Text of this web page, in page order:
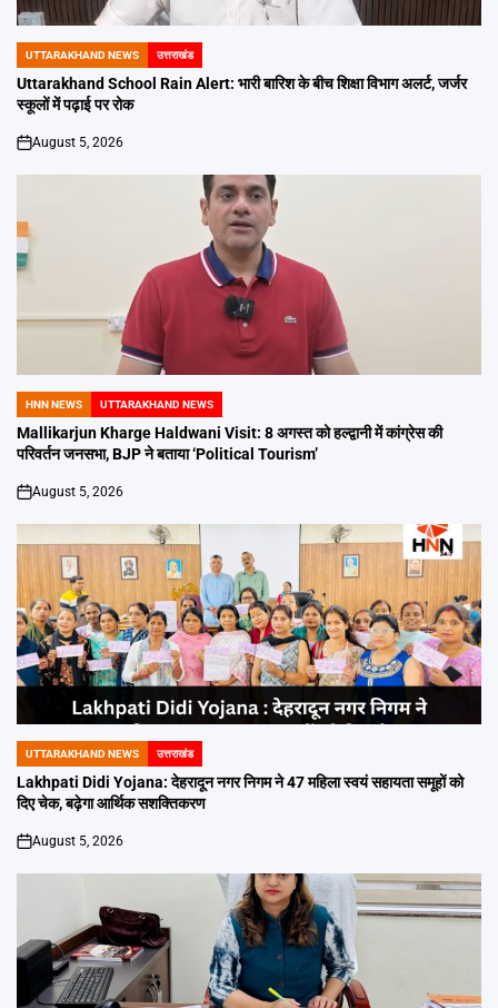
POSTED
IN
UTTARAKHAND NEWS उत्तराखंड
Uttarakhand School Rain Alert: भारी बारिश के बीच शिक्षा विभाग अलर्ट, जर्जर
स्कूलों में पढ़ाई पर रोक
on
August 5, 2026
POSTED
IN
HNN NEWS UTTARAKHAND NEWS
Mallikarjun Kharge Haldwani Visit: 8 अगस्त को हल्द्वानी में कांग्रेस की
परिवर्तन जनसभा, BJP ने बताया ‘Political Tourism’
on
August 5, 2026
POSTED
IN
UTTARAKHAND NEWS उत्तराखंड
Lakhpati Didi Yojana: देहरादून नगर निगम ने 47 महिला स्वयं सहायता समूहों को
दिए चेक, बढ़ेगा आर्थिक सशक्तिकरण
on
August 5, 2026